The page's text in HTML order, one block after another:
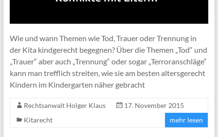
Wie und wann Themen wie Tod, Trauer oder Trennung in
der Kita kindgerecht begegnen? Über die Themen „Tod“ und
„Trauer“ aber auch „Trennung“ oder sogar „Terroranschläge“
kann man trefflich streiten, wie sie am besten altersgerecht
Kindern im Kindergarten näher gebracht
Rechtsanwalt Holger Klaus
17. November 2015
Kitarecht
mehr lesen